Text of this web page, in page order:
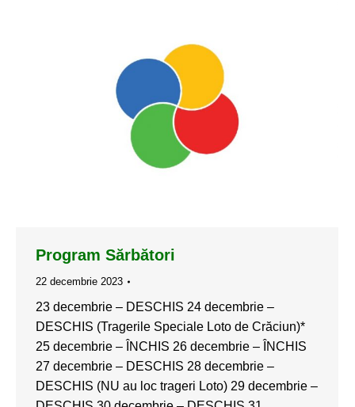
Program Sărbători
22 decembrie 2023
23 decembrie – DESCHIS 24 decembrie –
DESCHIS (Tragerile Speciale Loto de Crăciun)*
25 decembrie – ÎNCHIS 26 decembrie – ÎNCHIS
27 decembrie – DESCHIS 28 decembrie –
DESCHIS (NU au loc trageri Loto) 29 decembrie –